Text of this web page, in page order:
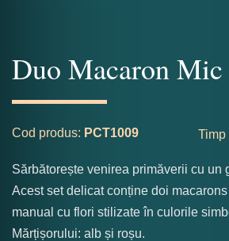
Duo Macaron
Cod produs: PCT1009 Timp
Sărbătorește venirea primăverii cu un
Acest set delicat conține doi
manual cu flori stilizate în culorile
Mărțișorului: alb și roșu.